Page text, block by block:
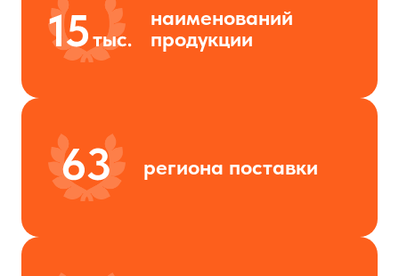
наименований
продукции
региона поставки